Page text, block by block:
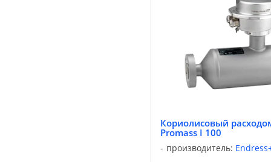
Кориолисовый
Promass I 100
производитель: